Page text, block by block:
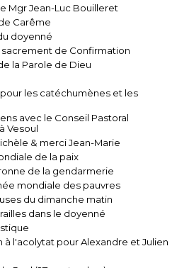
Mgr Jean-Luc Bouilleret
Carême
doyenné
sacrement de Confirmation
la Parole de Dieu
les catéchumènes et les
avec le Conseil Pastoral
Vesoul
& merci Jean-Marie
de la paix
de la gendarmerie
mondiale des pauvres
du dimanche matin
dans le doyenné
à l'acolytat pour Alexandre et Julien